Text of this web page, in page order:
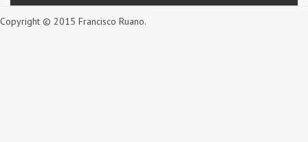
Copyright © 2015 Francisco Ruano.